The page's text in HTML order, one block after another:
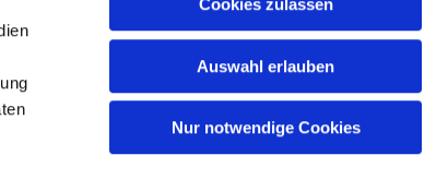
Cookies zulassen
Auswahl erlauben
Nur notwendige Cookies